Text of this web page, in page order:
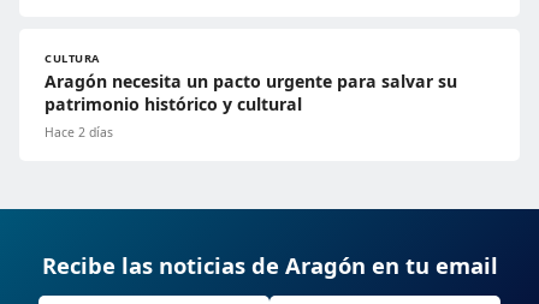
CULTURA
Aragón necesita un pacto urgente para salvar su
patrimonio histórico y cultural
Hace 2 días
Recibe las noticias de Aragón en tu email